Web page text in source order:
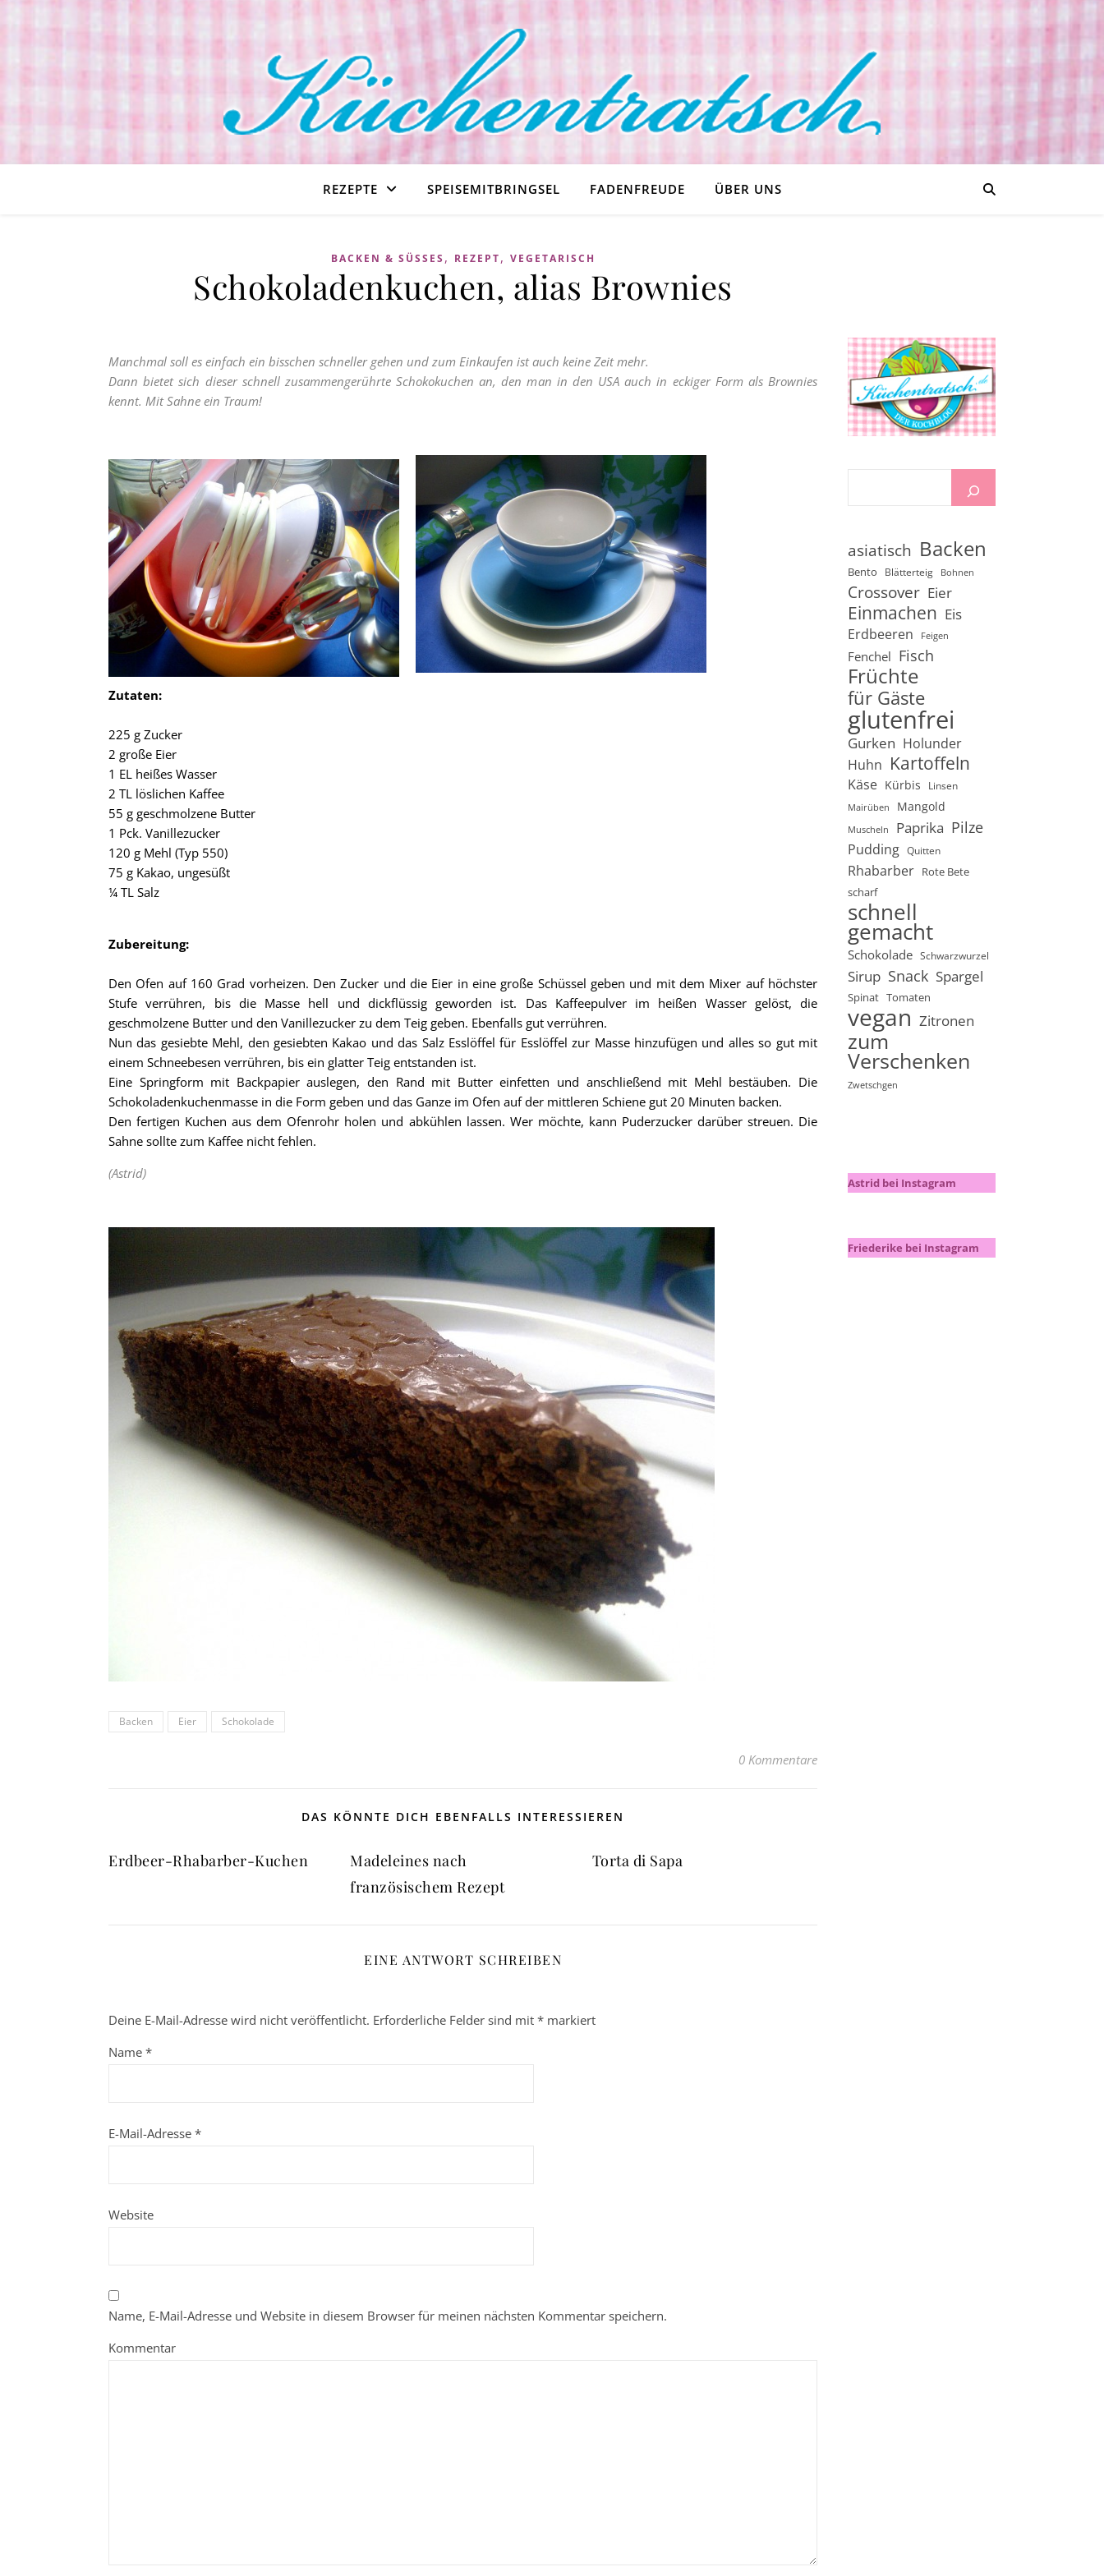
REZEPTE SPEISEMITBRINGSEL FADENFREUDE ÜBER UNS
BACKEN & SÜSSES , REZEPT, VEGETARISCH
Schokoladenkuchen, alias Brownies
Manchmal soll es einfach ein bisschen schneller gehen und zum Einkaufen ist auch keine Zeit mehr.
Dann bietet sich dieser schnell zusammengerührte Schokokuchen an, den man in den USA auch in eckiger Form als Brownies
kennt. Mit Sahne ein Traum!
Zutaten:
225 g Zucker
2 große Eier
1 EL heißes Wasser
2 TL löslichen Kaffee
55 g geschmolzene Butter
1 Pck. Vanillezucker
120 g Mehl (Typ 550)
75 g Kakao, ungesüßt
¼ TL Salz
Zubereitung:
Den Ofen auf 160 Grad vorheizen. Den Zucker und die Eier in eine große Schüssel geben und mit dem Mixer auf höchster
Stufe verrühren, bis die Masse hell und dickflüssig geworden ist. Das Kaffeepulver im heißen Wasser gelöst, die
geschmolzene Butter und den Vanillezucker zu dem Teig geben. Ebenfalls gut verrühren.
Nun das gesiebte Mehl, den gesiebten Kakao und das Salz Esslöffel für Esslöffel zur Masse hinzufügen und alles so gut mit
einem Schneebesen verrühren, bis ein glatter Teig entstanden ist.
Eine Springform mit Backpapier auslegen, den Rand mit Butter einfetten und anschließend mit Mehl bestäuben. Die
Schokoladenkuchenmasse in die Form geben und das Ganze im Ofen auf der mittleren Schiene gut 20 Minuten backen.
Den fertigen Kuchen aus dem Ofenrohr holen und abkühlen lassen. Wer möchte, kann Puderzucker darüber streuen. Die
Sahne sollte zum Kaffee nicht fehlen.
(Astrid)
Backen Eier Schokolade
0 Kommentare
DAS KÖNNTE DICH EBENFALLS INTERESSIEREN
Erdbeer-Rhabarber-Kuchen
Madeleines nach
französischem Rezept
Torta di Sapa
EINE ANTWORT SCHREIBEN
Deine E-Mail-Adresse wird nicht veröffentlicht. Erforderliche Felder sind mit * markiert
Name *
E-Mail-Adresse *
Website
Name, E-Mail-Adresse und Website in diesem Browser für meinen nächsten Kommentar speichern.
Kommentar
asiatisch Backen
Bento Blätterteig Bohnen
Crossover Eier
Einmachen Eis
Erdbeeren Feigen
Fenchel Fisch
Früchte
für Gäste
glutenfrei
Gurken Holunder
Huhn Kartoffeln
Käse Kürbis Linsen
Mairüben Mangold
Muscheln Paprika Pilze
Pudding Quitten
Rhabarber Rote Bete
scharf
schnell
gemacht
Schokolade Schwarzwurzel
Sirup Snack Spargel
Spinat Tomaten
vegan Zitronen
zum
Verschenken
Zwetschgen
Astrid bei Instagram
Friederike bei Instagram